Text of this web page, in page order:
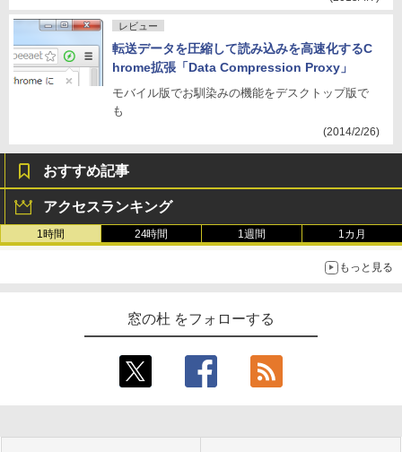
レビュー
転送データを圧縮して読み込みを高速化するC
hrome拡張「Data Compression Proxy」
モバイル版でお馴染みの機能をデスクトップ版で
も
(2014/2/26)
おすすめ記事
アクセスランキング
1時間 24時間 1週間 1カ月
もっと見る
窓の杜 をフォローする